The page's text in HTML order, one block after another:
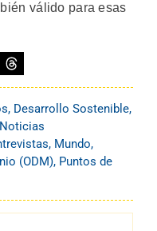
válido para esas
, Desarrollo Sostenible,
, Mundo,
(ODM), Puntos de